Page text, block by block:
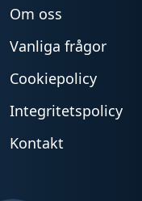
Om oss
Vanliga frågor
Cookiepolicy
Integritetspolicy
Kontakt